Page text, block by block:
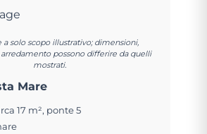
solo scopo illustrativo; dimensioni,
possono differire da quelli
mostrati.
Mare
17 m², ponte 5